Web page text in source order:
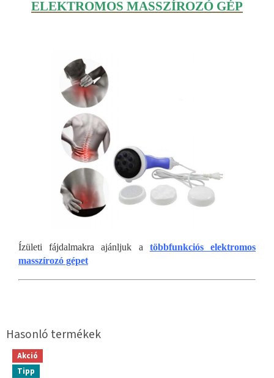
ELEKTROMOS MASSZÍROZÓ GÉP
Ízületi fájdalmakra ajánljuk a többfunkciós elektromos
masszírozó gépet
Akció
Tipp